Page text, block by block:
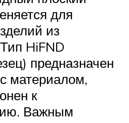
для
из
HiFND
предназначен
материалом,
к
Важным